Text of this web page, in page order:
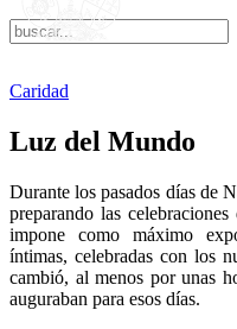
Caridad
Luz del Mundo
Durante los pasados días de
preparando las
impone como máximo
íntimas, celebradas con los
cambió, al menos por unas
auguraban para esos días.